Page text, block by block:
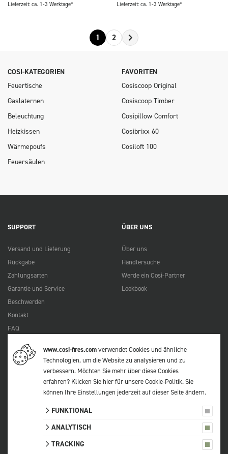
Lieferzeit: ca. 1-3 Werktage* Lieferzeit: ca. 1-3 Werktage*
1 2
COSI-KATEGORIEN
Feuertische
Gaslaternen
Beleuchtung
Heizkissen
Wärmepoufs
Feuersäulen
FAVORITEN
Cosiscoop Original
Cosiscoop Timber
Cosipillow Comfort
Cosibrixx 60
Cosiloft 100
SUPPORT
Versand und Lieferung
Rückgabe
Zahlungsarten
Garantie und Service
Beschwerden
Kontakt
FAQ
ÜBER UNS
Über uns
Händlersuche
Werde ein Cosi-Partner
Lookbook
© 2026 Cosi
Alle Preise verstehen sich inkl. MwSt.
Datenschutzerklärung
Cookie-Einstellungen
www.cosi-fires.comverwendet Cookies und ähnliche
Technologien, um die Website zu analysieren und zu
verbessern. Möchten Sie mehr über diese Cookies
erfahren? Klicken Sie hier für unsere Cookie-Politik. Sie
können Ihre Einstellungen jederzeit aufdieser Seiteändern.
FUNKTIONAL
ANALYTISCH
TRACKING